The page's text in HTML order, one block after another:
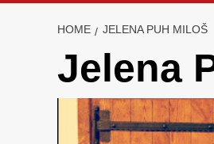
HOME JELENA PUH MILOŠ
Jelena